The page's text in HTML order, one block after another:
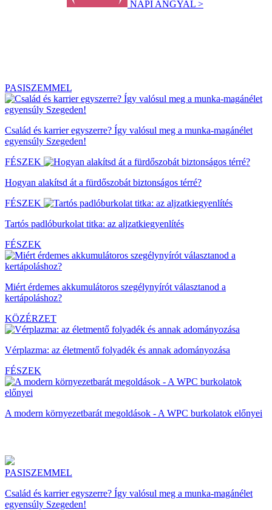
NAPI ANGYAL >
PASISZEMMEL
Család és karrier egyszerre? Így valósul meg a munka-magánélet
egyensúly Szegeden!
FÉSZEK
Hogyan alakítsd át a fürdőszobát biztonságos térré?
FÉSZEK
Tartós padlóburkolat titka: az aljzatkiegyenlítés
FÉSZEK
Miért érdemes akkumulátoros szegélynyírót választanod a
kertápoláshoz?
KÖZÉRZET
Vérplazma: az életmentő folyadék és annak adományozása
FÉSZEK
A modern környezetbarát megoldások - A WPC burkolatok előnyei
PASISZEMMEL
Család és karrier egyszerre? Így valósul meg a munka-magánélet
egyensúly Szegeden!